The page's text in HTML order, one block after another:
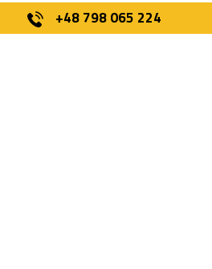
+48 798 065 224